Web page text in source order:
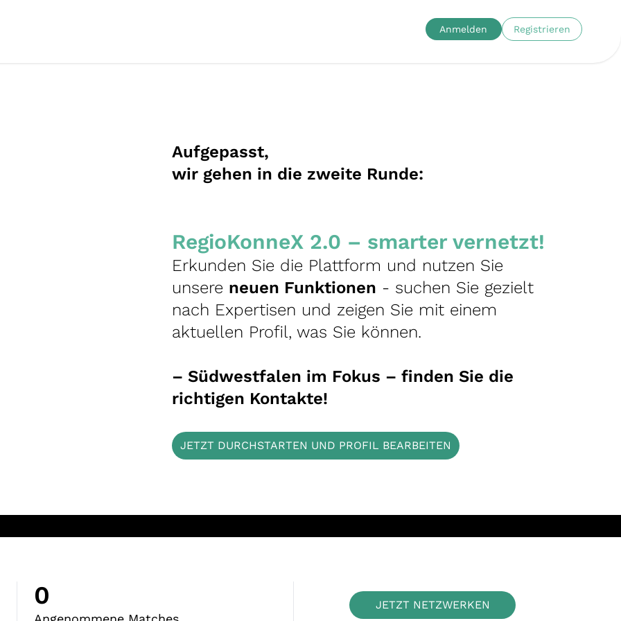
Anmelden Registrieren
Aufgepasst,
wir gehen in die zweite Runde:
RegioKonneX 2.0 – smarter vernetzt!
Erkunden Sie die Plattform und nutzen Sie
unsere neuen Funktionen - suchen Sie gezielt
nach Expertisen und zeigen Sie mit einem
aktuellen Profil, was Sie können.
– Südwestfalen im Fokus – finden Sie die
richtigen Kontakte!
JETZT DURCHSTARTEN UND PROFIL BEARBEITEN
0 JETZT NETZWERKEN